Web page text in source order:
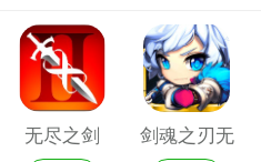
无尽之剑
剑魂之刃无